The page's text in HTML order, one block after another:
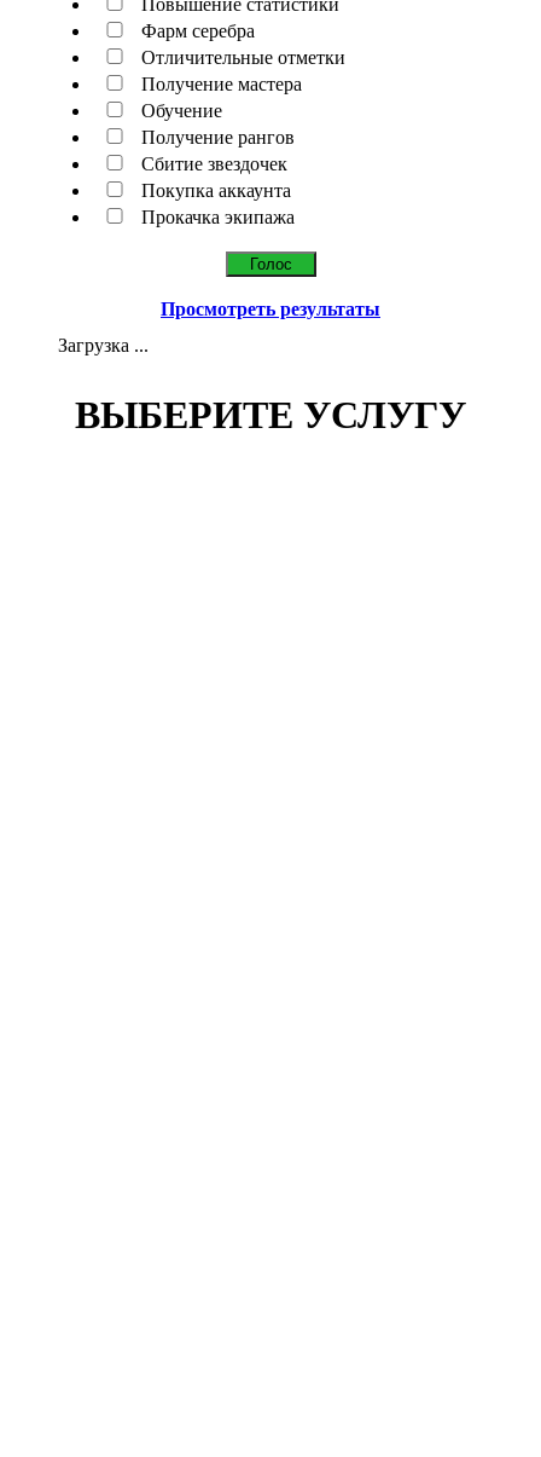
Повышение статистики
Фарм серебра
Отличительные отметки
Получение мастера
Обучение
Получение рангов
Сбитие звездочек
Покупка аккаунта
Прокачка экипажа
Просмотреть результаты
Загрузка ...
ВЫБЕРИТЕ УСЛУГУ